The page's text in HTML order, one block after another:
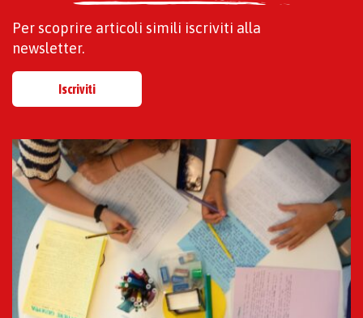
Per scoprire articoli simili iscriviti alla
newsletter.
Iscriviti